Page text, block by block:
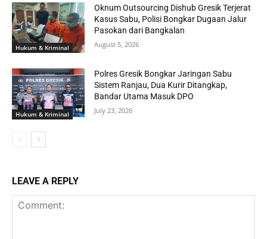
Hukum & Kriminal
Oknum Outsourcing Dishub Gresik Terjerat
Kasus Sabu, Polisi Bongkar Dugaan Jalur
Pasokan dari Bangkalan
August 5, 2026
Hukum & Kriminal
Polres Gresik Bongkar Jaringan Sabu
Sistem Ranjau, Dua Kurir Ditangkap,
Bandar Utama Masuk DPO
July 23, 2026
LEAVE A REPLY